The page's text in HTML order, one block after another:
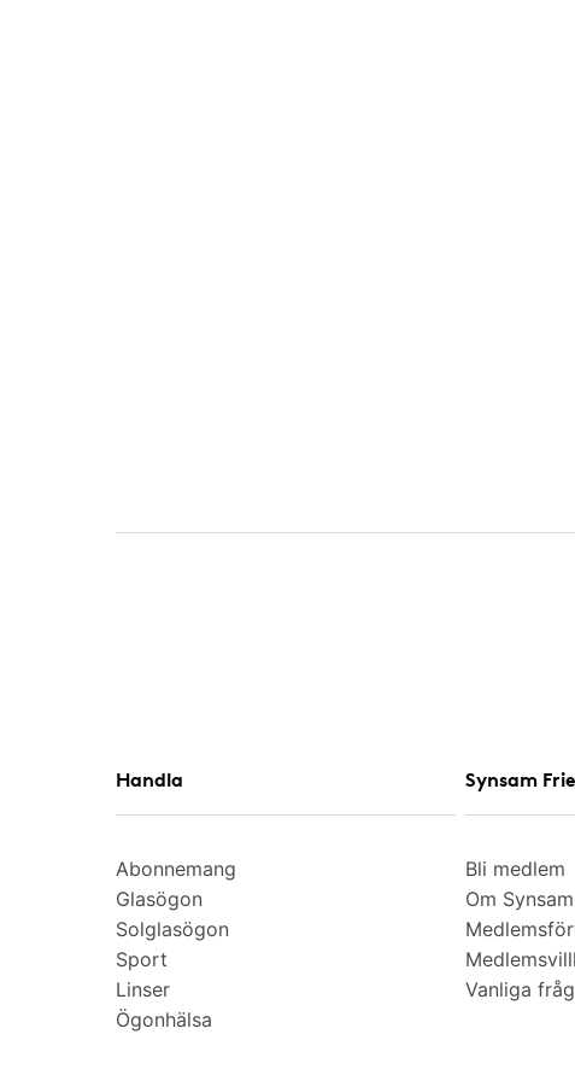
Handla
Abonnemang
Glasögon
Solglasögon
Sport
Linser
Ögonhälsa
Synsam
Bli medlem
Om
Vanliga